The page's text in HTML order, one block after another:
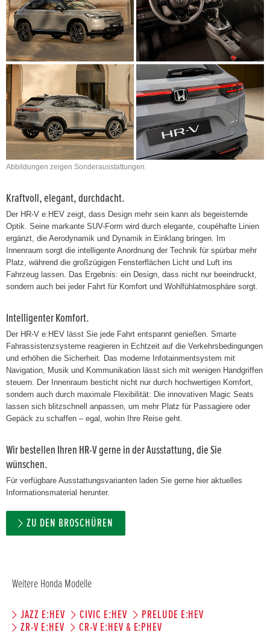
Abbildungen zeigen Sonderausstattungen.
Kraftvoll, elegant, durchdacht.
Der HR-V e:HEV zeigt, dass Design mehr sein kann als begeisternde
Optik. Seine markante SUV-Form wird durch elegante, coupéhafte Linien
ergänzt, die Aerodynamik und Dynamik in Einklang bringen. Im
Innenraum sorgt die intelligente Anordnung der Technik für spürbar mehr
Platz, während die großzügigen Fensterflächen Licht und Luft ins
Fahrzeug lassen. Das Ergebnis: ein Design, dass nicht nur beeindruckt,
sondern auch bei jeder Fahrt für Komfort und Wohlfühlatmosphäre sorgt.
Intelligenter Komfort.
Der HR-V e:HEV lässt Sie jede Fahrt entspannt genießen. Smarte
Fahrassistenzsysteme reagieren in Echtzeit auf die Verkehrsbedingungen
und erhöhen die Sicherheit. Das moderne Infotainmentsystem mit
Navigation, Musik und Kommunikation lässt sich mit wenigen Handgriffen
steuern. Der Innenraum besticht nicht nur durch hochwertigen Komfort,
sondern auch durch maximale Flexibilität: Die innovativen Magic Seats
lassen sich blitzschnell anpassen, um mehr Platz für Passagiere oder
Gepäck zu schaffen – egal, wohin Ihre Reise geht.
Wir bestellen Ihren HR-V gerne in der Ausstattung, die Sie
wünschen.
Für verfügbare Ausstattungsvarianten laden Sie gerne hier aktuelles
Informationsmaterial herunter.
ZU DEN BROSCHÜREN
Weitere Honda Modelle
JAZZ E:HEV CIVIC E:HEV
PRELUDE E:HEV
ZR-V E:HEV
CR-V E:HEV & E:PHEV